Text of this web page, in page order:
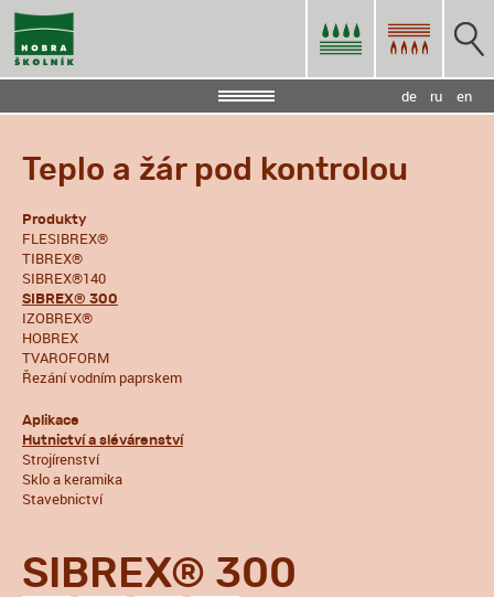
en
ru
de
Teplo a žár pod kontrolou
Produkty
FLESIBREX®
TIBREX®
SIBREX®140
SIBREX® 300
IZOBREX®
HOBREX
TVAROFORM
Řezání vodním paprskem
Aplikace
Hutnictví a slévárenství
Strojírenství
Sklo a keramika
Stavebnictví
SIBREX® 300